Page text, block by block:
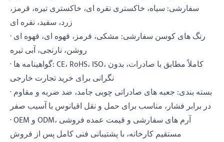
سفارشی: سیاه، خاکستری نقره ای، خاکستری تیره، قرمز،
زرد، سفید، نقره ای
· رنگ های کوسن سفارشی: مشکی، قرمز، قهوه ای، قهوه ای
روشن، نارنجی، آبی تیره
· گواهینامه ها: CE، RoHS، ISO، کاملاً مطابق با صادرات، بدون
نگرانی برای خرید تجارت خارجی
· بسته بندی: جعبه های صادراتی چوبی جامد، ضد ضربه و مقاوم
در برابر فشار، مناسب برای حمل و نقل اقیانوس با آسیب صفر
· OEM و ODM، آرم های سفارشی و قیمت عمده فروشی
مستقیم کارخانه، با پشتیبانی فنی کامل پس از فروش